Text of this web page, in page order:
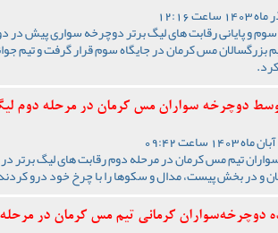
و پایانی رقابت های لیگ برتر دوچرخه سواری پیش در
بزرگسالان مس کرمان در جایگاه سوم قرار گرفت و تیم
دوچرخه سواران مس کرمان در مرحله دوم
تیم مس کرمان در مرحله دوم رقابت های لیگ برتر
و در بخش پیست، مدال و سکوها را با چرخ خود درو
دوچرخه‌سواران کرمانی تیم مس کرمان در مرحله